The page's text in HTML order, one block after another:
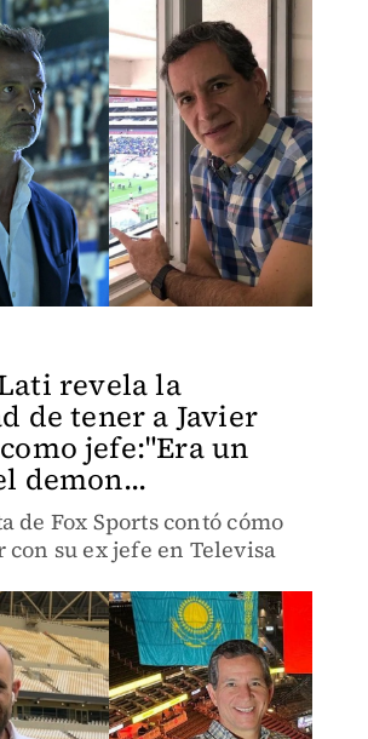
revela la
de tener a Javier
jefe:"Era un
demon...
de Fox Sports contó cómo
con su ex jefe en Televisa